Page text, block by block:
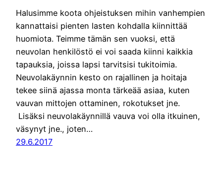
Halusimme koota ohjeistuksen mihin vanhempien
kannattaisi pienten lasten kohdalla kiinnittää
huomiota. Teimme tämän sen vuoksi, että
neuvolan henkilöstö ei voi saada kiinni kaikkia
tapauksia, joissa lapsi tarvitsisi tukitoimia.
Neuvolakäynnin kesto on rajallinen ja hoitaja
tekee siinä ajassa monta tärkeää asiaa, kuten
vauvan mittojen ottaminen, rokotukset jne.
Lisäksi neuvolakäynnillä vauva voi olla itkuinen,
väsynyt jne., joten…
29.6.2017